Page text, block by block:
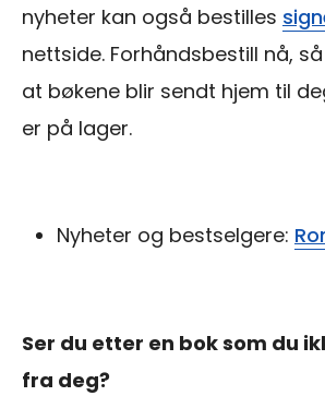
nyheter kan også bestilles
nettside. Forhåndsbestill nå,
at bøkene blir sendt hjem til
er på lager.
Nyheter og bestselgere:
Ser du etter en bok som du
fra deg?